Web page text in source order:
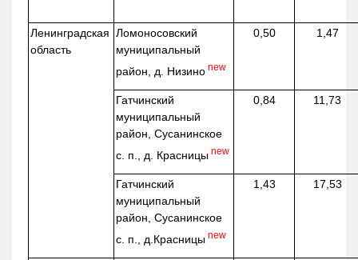
Ленинградская
область
Ломоносовский
муниципальный
район, д. Низино new
0,50 1,47
Гатчинский
муниципальный
район, Сусанинское
с. п., д. Красницы new
0,84 11,73
Гатчинский
муниципальный
район, Сусанинское
с. п., д.Красницы new
1,43 17,53